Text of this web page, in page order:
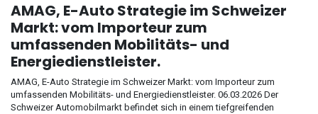
AMAG, E-Auto Strategie im Schweizer
Markt: vom Importeur zum
umfassenden Mobilitäts- und
Energiedienstleister.
AMAG, E-Auto Strategie im Schweizer Markt: vom Importeur zum
umfassenden Mobilitäts- und Energiedienstleister. 06.03.2026 Der
Schweizer Automobilmarkt befindet sich in einem tiefgreifenden